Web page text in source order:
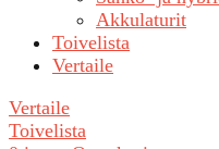
Akkulaturit
Toivelista
Vertaile
Vertaile
Toivelista